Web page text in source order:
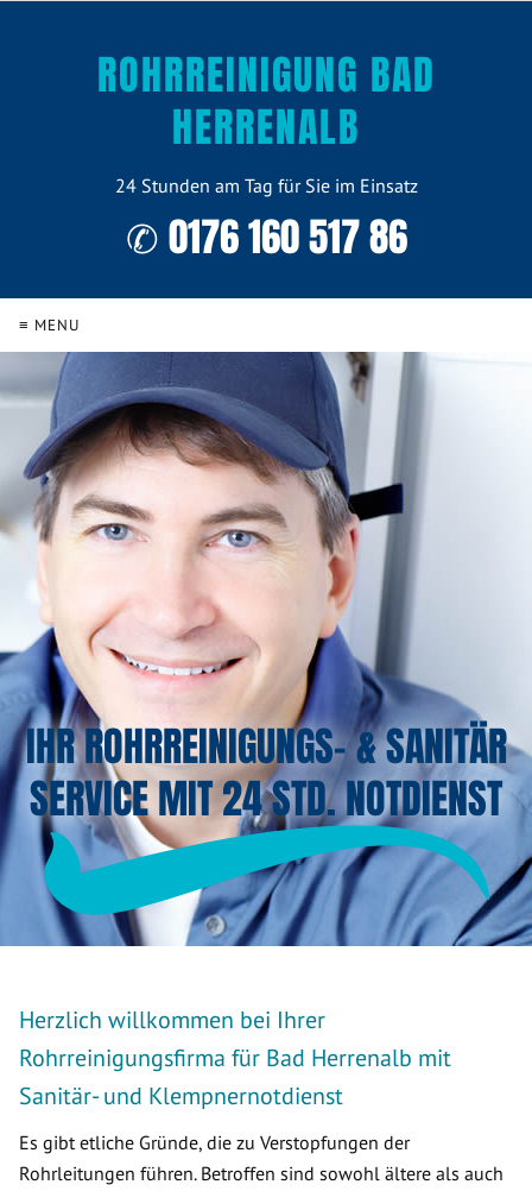
ROHRREINIGUNG BAD
HERRENALB
24 Stunden am Tag für Sie im Einsatz
✆ 0176 160 517 86
≡ MENU
IHR ROHRREINIGUNGS- & SANITÄR
SERVICE MIT 24 STD. NOTDIENST
Herzlich willkommen bei Ihrer
Rohrreinigungsfirma für Bad Herrenalb mit
Sanitär- und Klempnernotdienst
Es gibt etliche Gründe, die zu Verstopfungen der
Rohrleitungen führen. Betroffen sind sowohl ältere als auch